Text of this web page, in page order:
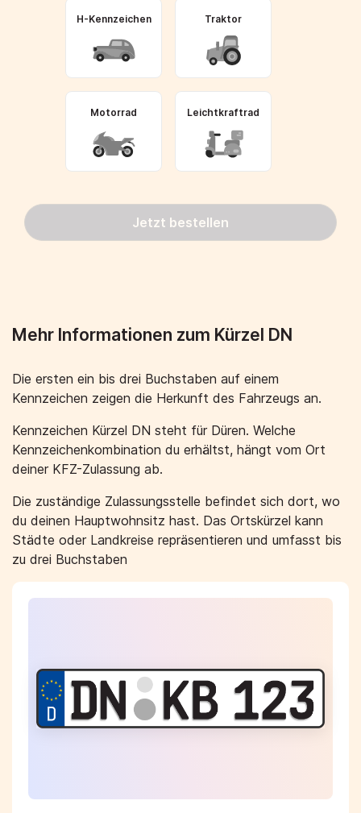
H-Kennzeichen Traktor
Motorrad Leichtkraftrad
Jetzt bestellen
Mehr Informationen zum Kürzel DN
Die ersten ein bis drei Buchstaben auf einem
Kennzeichen zeigen die Herkunft des Fahrzeugs an.
Kennzeichen Kürzel DN steht für Düren. Welche
Kennzeichenkombination du erhältst, hängt vom Ort
deiner KFZ-Zulassung ab.
Die zuständige Zulassungsstelle befindet sich dort, wo
du deinen Hauptwohnsitz hast. Das Ortskürzel kann
Städte oder Landkreise repräsentieren und umfasst bis
zu drei Buchstaben